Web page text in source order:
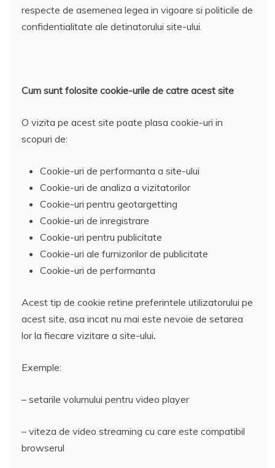
respecte de asemenea legea in vigoare si politicile de
confidentialitate ale detinatorului site-ului.
Cum sunt folosite cookie-urile de catre acest site
O vizita pe acest site poate plasa cookie-uri in
scopuri de:
Cookie-uri de performanta a site-ului
Cookie-uri de analiza a vizitatorilor
Cookie-uri pentru geotargetting
Cookie-uri de inregistrare
Cookie-uri pentru publicitate
Cookie-uri ale furnizorilor de publicitate
Cookie-uri de performanta
Acest tip de cookie retine preferintele utilizatorului pe
acest site, asa incat nu mai este nevoie de setarea
lor la fiecare vizitare a site-ului.
Exemple:
– setarile volumului pentru video player
– viteza de video streaming cu care este compatibil
browserul